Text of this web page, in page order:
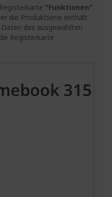
"Funktionen"
die Produktserie enthält.
des ausgewählten
Registerkarte